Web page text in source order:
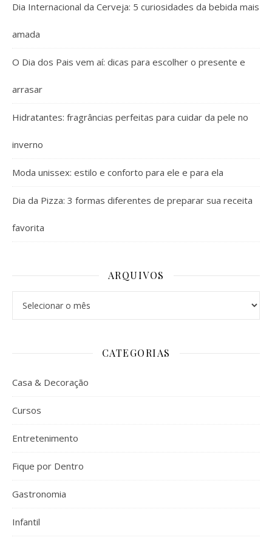
Dia Internacional da Cerveja: 5 curiosidades da bebida mais
amada
O Dia dos Pais vem aí: dicas para escolher o presente e
arrasar
Hidratantes: fragrâncias perfeitas para cuidar da pele no
inverno
Moda unissex: estilo e conforto para ele e para ela
Dia da Pizza: 3 formas diferentes de preparar sua receita
favorita
ARQUIVOS
CATEGORIAS
Casa & Decoração
Cursos
Entretenimento
Fique por Dentro
Gastronomia
Infantil